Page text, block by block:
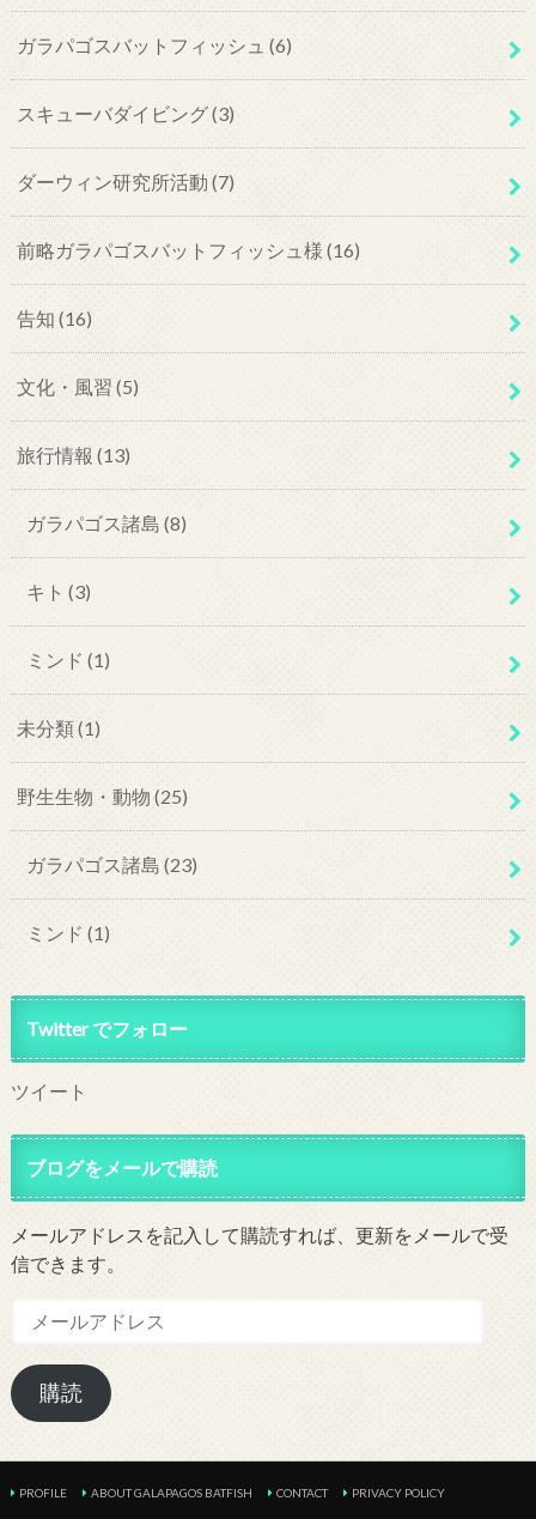
ガラパゴスバットフィッシュ (6)
スキューバダイビング(3)
ダーウィン研究所活動 (7)
前略ガラパゴスバットフィッシュ様 (16)
告知 (16)
文化・風習 (5)
旅行情報 (13)
ガラパゴス諸島 (8)
キト (3)
ミンド (1)
未分類(1)
野生生物・動物 (25)
ガラパゴス諸島 (23)
ミンド (1)
Twitter でフォロー
ツイート
ブログをメールで購読
メールアドレスを記入して購読すれば、更新をメールで受
信できます。
ル
ア
ド
購読
PROFILE ABOUT GALAPAGOS BATFISH CONTACT PRIVACY POLICY